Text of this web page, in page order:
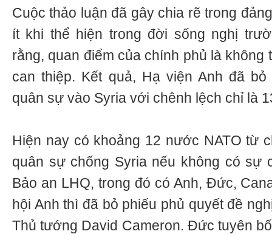
Cuộc thảo luận đã gây chia rẽ trong
ít khi thể hiện trong đời sống nghị
rằng, quan điểm của chính phủ là không
can thiệp. Kết quả, Hạ viện Anh đã
quân sự vào Syria với chênh lệch chỉ là
Hiện nay có khoảng 12 nước NATO từ
quân sự chống Syria nếu không có sự
Bảo an LHQ, trong đó có Anh, Đức,
hội Anh thì đã bỏ phiếu phủ quyết đề
Thủ tướng David Cameron. Đức tuyên